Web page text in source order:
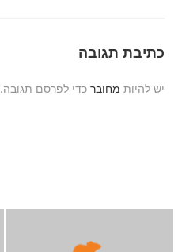
כתיבת תגובה
יש להיות מחובר כדי לפרסם תגובה.